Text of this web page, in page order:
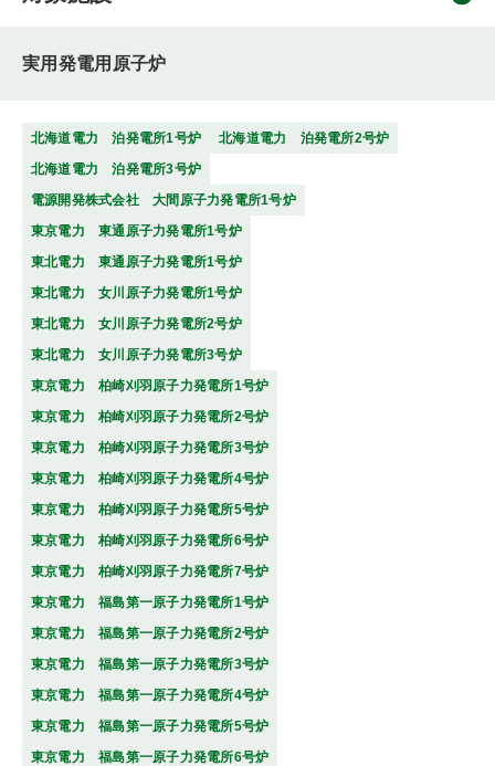
実用発電用原子炉
北海道電力 泊発電所1号炉
北海道電力 泊発電所2号炉
北海道電力 泊発電所3号炉
電源開発株式会社 大間原子力発電所1号炉
東京電力 東通原子力発電所1号炉
東北電力 東通原子力発電所1号炉
東北電力 女川原子力発電所1号炉
東北電力 女川原子力発電所2号炉
東北電力 女川原子力発電所3号炉
東京電力 柏崎刈羽原子力発電所1号炉
東京電力 柏崎刈羽原子力発電所2号炉
東京電力 柏崎刈羽原子力発電所3号炉
東京電力 柏崎刈羽原子力発電所4号炉
東京電力 柏崎刈羽原子力発電所5号炉
東京電力 柏崎刈羽原子力発電所6号炉
東京電力 柏崎刈羽原子力発電所7号炉
東京電力 福島第一原子力発電所1号炉
東京電力 福島第一原子力発電所2号炉
東京電力 福島第一原子力発電所3号炉
東京電力 福島第一原子力発電所4号炉
東京電力 福島第一原子力発電所5号炉
東京電力 福島第一原子力発電所6号炉